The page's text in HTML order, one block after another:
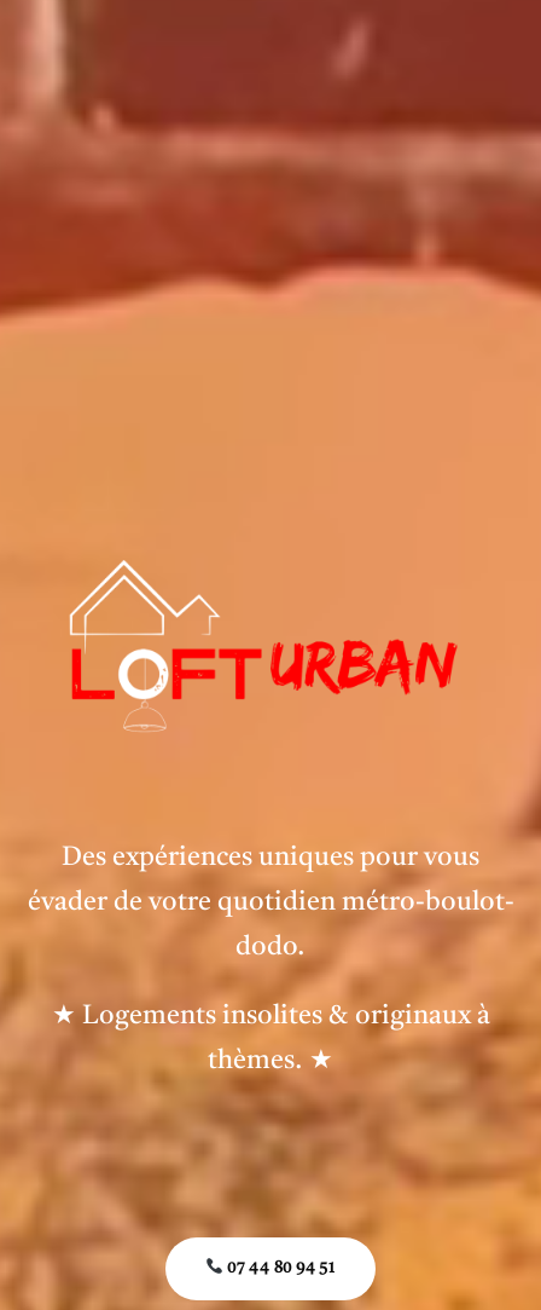
Des expériences uniques pour vous
évader de votre quotidien métro-boulot-
dodo.
★ Logements insolites & originaux à
thèmes. ★
07 44 80 94 51